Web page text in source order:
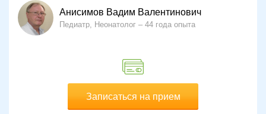
Анисимов Вадим Валентинович
Педиатр, Неонатолог 44 года опыта
Записаться на прием